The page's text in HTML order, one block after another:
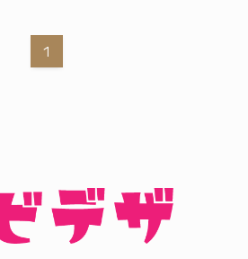
1